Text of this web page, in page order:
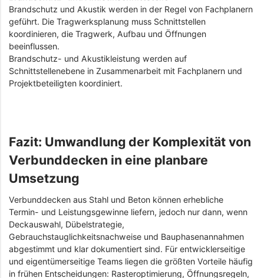
Brandschutz und Akustik werden in der Regel von Fachplanern
geführt. Die Tragwerksplanung muss Schnittstellen
koordinieren, die Tragwerk, Aufbau und Öffnungen
beeinflussen.
Brandschutz- und Akustikleistung werden auf
Schnittstellenebene in Zusammenarbeit mit Fachplanern und
Projektbeteiligten koordiniert.
Fazit: Umwandlung der Komplexität von
Verbunddecken in eine planbare
Umsetzung
Verbunddecken aus Stahl und Beton können erhebliche
Termin- und Leistungsgewinne liefern, jedoch nur dann, wenn
Deckauswahl, Dübelstrategie,
Gebrauchstauglichkeitsnachweise und Bauphasenannahmen
abgestimmt und klar dokumentiert sind. Für entwicklerseitige
und eigentümerseitige Teams liegen die größten Vorteile häufig
in frühen Entscheidungen: Rasteroptimierung, Öffnungsregeln,